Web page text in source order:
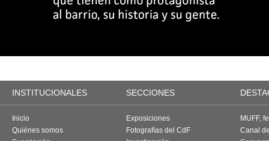
INSTITUCIONALES SECCIONES
Inicio
Quiénes somos
Exposiciones
Fotografías del CdF
MUFF,
Canal